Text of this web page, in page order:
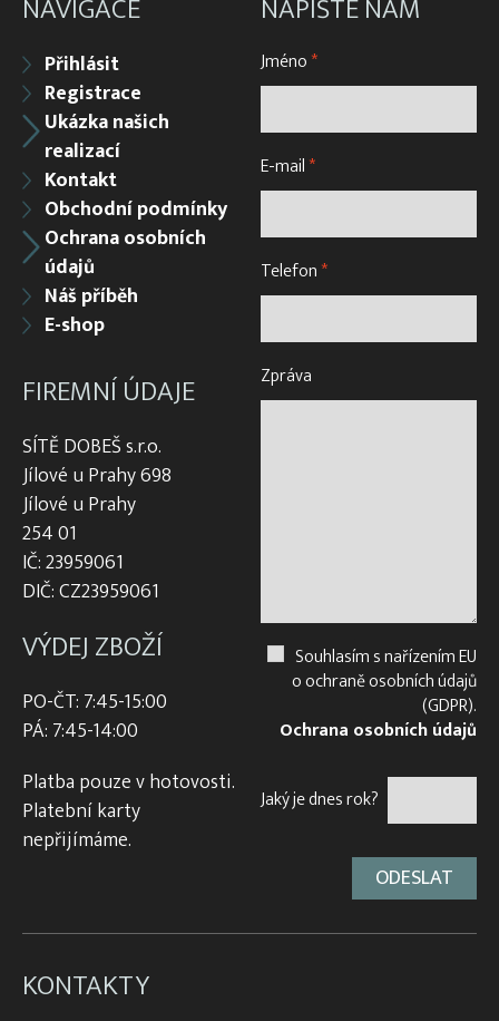
NAVIGACE
Přihlásit
Registrace
Ukázka našich
realizací
Kontakt
Obchodní podmínky
Ochrana osobních
údajů
Náš příběh
E-shop
FIREMNÍ ÚDAJE
SÍTĚ DOBEŠ s.r.o.
Jílové u Prahy 698
Jílové u Prahy
254 01
IČ: 23959061
DIČ: CZ23959061
VÝDEJ ZBOŽÍ
PO-ČT: 7:45-15:00
PÁ: 7:45-14:00
Platba pouze v hotovosti.
Platební karty
nepřijímáme.
NAPIŠTE NÁM
Jméno*
E-mail*
Telefon*
Zpráva
Souhlasím s nařízením EU
o ochraně osobních údajů
(GDPR).
Ochrana osobních údajů
Jaký je dnes rok?
KONTAKTY